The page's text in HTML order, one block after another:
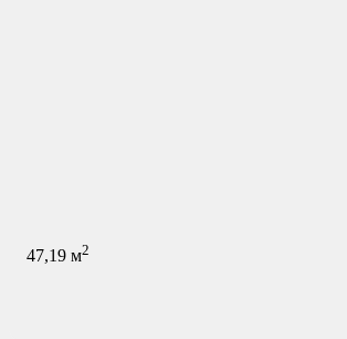
47,19 м2